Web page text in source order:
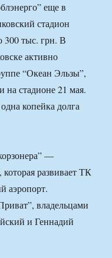
еще в
стадион
300 тыс. грн. В
активно
“Океан Эльзы”,
на стадионе 21 мая.
копейка долга
—
развивает ТК
аэропорт.
владельцами
и Геннадий